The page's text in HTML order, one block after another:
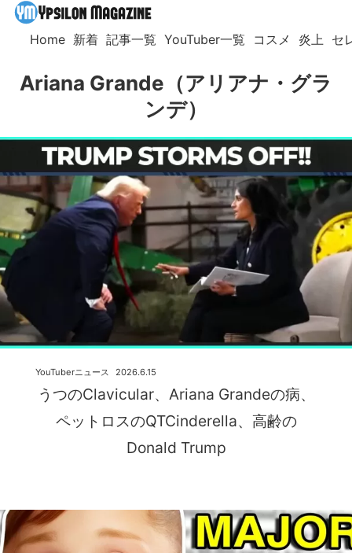
Home 新着 記事一覧 YouTuber一覧 コスメ 炎上 セ
Ariana Grande（アリアナ・グラ
ンデ）
うつのClavicular、Ariana Grandeの病、
ペットロスのQTCinderella、高齢の
Donald Trump
2026.6.15
YouTuberニュース